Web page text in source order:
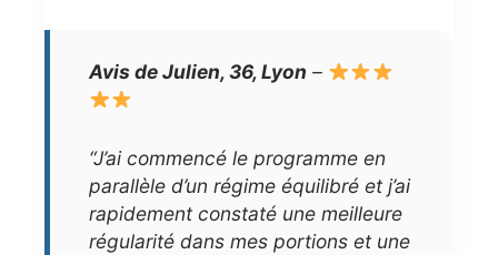
Avis de Julien, 36, Lyon –
“J’ai commencé le programme en
parallèle d’un régime équilibré et j’ai
rapidement constaté une meilleure
régularité dans mes portions et une